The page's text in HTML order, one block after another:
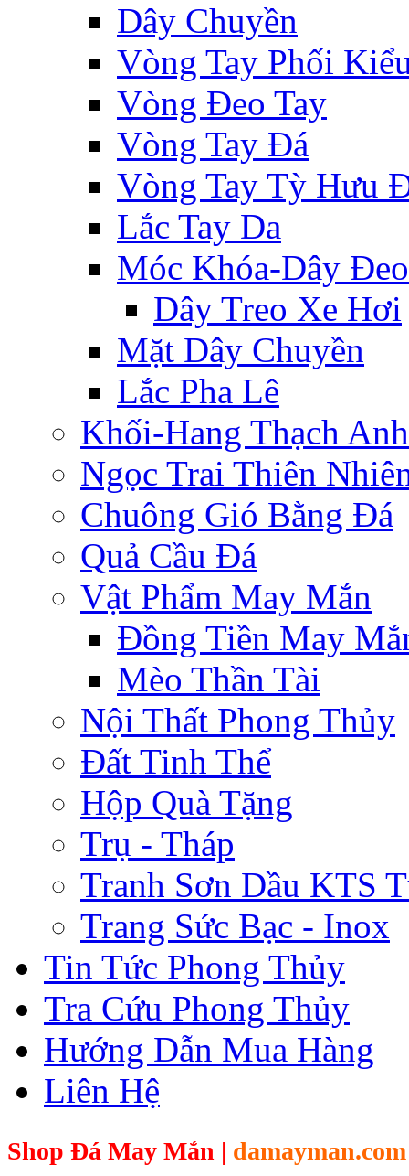
Dây Chuyền
Vòng Tay Phối
Vòng Đeo Tay
Vòng Tay Đá
Vòng Tay Tỳ Hưu
Lắc Tay Da
Móc Khóa-Dây Đeo
Dây Treo Xe Hơi
Mặt Dây Chuyền
Lắc Pha Lê
Khối-Hang Thạch Anh
Ngọc Trai Thiên
Chuông Gió Bằng Đá
Quả Cầu Đá
Vật Phẩm May Mắn
Đồng Tiền May
Mèo Thần Tài
Nội Thất Phong Thủy
Đất Tinh Thể
Hộp Quà Tặng
Trụ - Tháp
Tranh Sơn Dầu KTS
Trang Sức Bạc - Inox
Tin Tức Phong Thủy
Tra Cứu Phong Thủy
Hướng Dẫn Mua Hàng
Liên Hệ
Shop Đá May Mắn | damayman.com